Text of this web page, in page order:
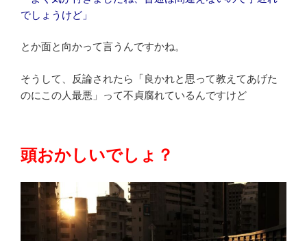
でしょうけど」
とか面と向かって言うんですかね。
そうして、反論されたら「良かれと思って教えてあげた
のにこの人最悪」って不貞腐れているんですけど
頭おかしいでしょ？